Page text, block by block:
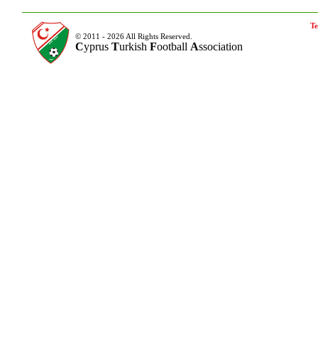
© 2011 - 2026 All Rights Reserved.
Cyprus Turkish Football Association